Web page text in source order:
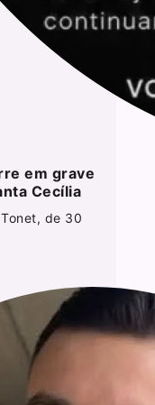
em grave
Cecília
de 30